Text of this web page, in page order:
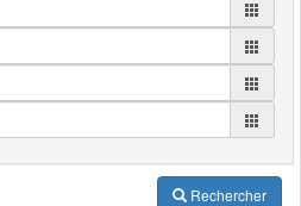
Rechercher